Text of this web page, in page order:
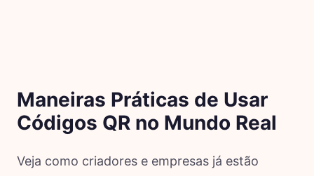
Maneiras Práticas de Usar
Códigos QR no Mundo Real
Veja como criadores e empresas já estão